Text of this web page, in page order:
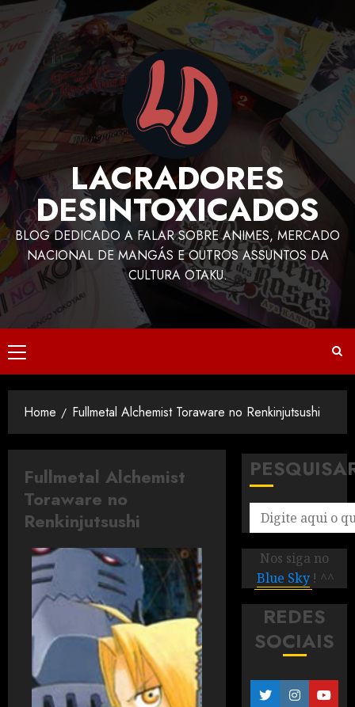
LACRADORES
DESINTOXICADOS
BLOG DEDICADO A FALAR SOBRE ANIMES, MERCADO
NACIONAL DE MANGÁS E OUTROS ASSUNTOS DA
CULTURA OTAKU.
Home Fullmetal Alchemist Toraware no Renkinjutsushi
Fullmetal Alchemist
Toraware no
Renkinjutsushi
Nos siga no
Blue Sky ! ^^
REDES
SOCIAIS